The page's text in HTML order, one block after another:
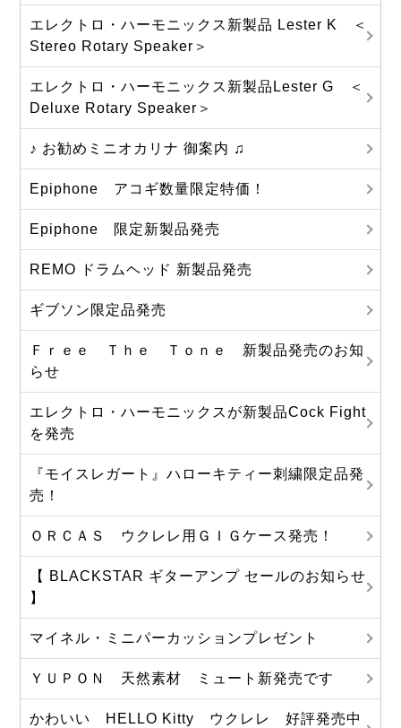
エレクトロ・ハーモニックス新製品 Lester K ＜
Stereo Rotary Speaker＞
エレクトロ・ハーモニックス新製品Lester G ＜
Deluxe Rotary Speaker＞
♪ お勧めミニオカリナ 御案内 ♫
Epiphone アコギ数量限定特価！
Epiphone 限定新製品発売
REMO ドラムヘッド 新製品発売
ギブソン限定品発売
Ｆｒｅｅ Ｔｈｅ Ｔｏｎｅ 新製品発売のお知
らせ
エレクトロ・ハーモニックスが新製品Cock Fight
を発売
『モイスレガート』ハローキティー刺繍限定品発
売！
ＯＲＣＡＳ ウクレレ用ＧＩＧケース発売！
【 BLACKSTAR ギターアンプ セールのお知らせ
】
マイネル・ミニパーカッションプレゼント
ＹＵＰＯＮ 天然素材 ミュート新発売です
かわいい HELLO Kitty ウクレレ 好評発売中